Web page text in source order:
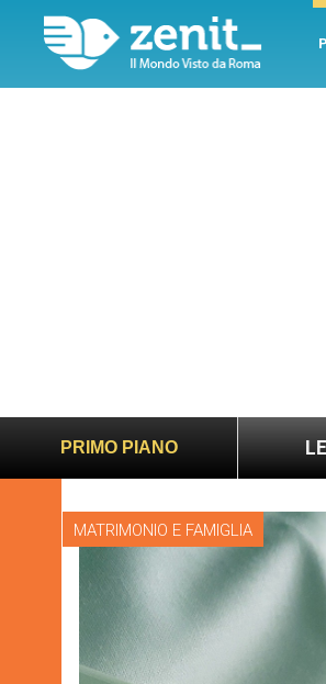
PRIMO PIANO
e giusto LEV: “Papa
MATRIMONIO E FAMIGLIA